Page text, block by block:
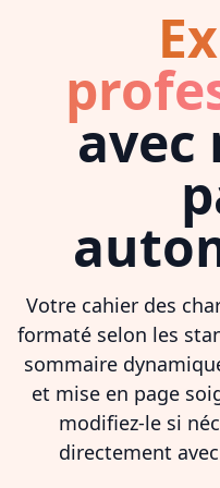
avec
Votre cahier des
formaté selon les
sommaire
et mise en page
modifiez-le si
directement